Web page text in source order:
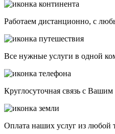
Работаем дистанционно, с
Все нужные услуги в одной
Круглосуточная связь с
Оплата наших услуг из любой